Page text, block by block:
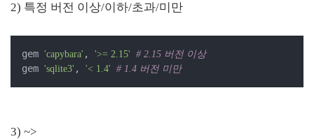
2) 특정 버전 이상/이하/초과/미만
gem 'capybara' , '>= 2.15' # 2.15 버전 이상
gem 'sqlite3' , '< 1.4' # 1.4 버전 미만
3) ~>